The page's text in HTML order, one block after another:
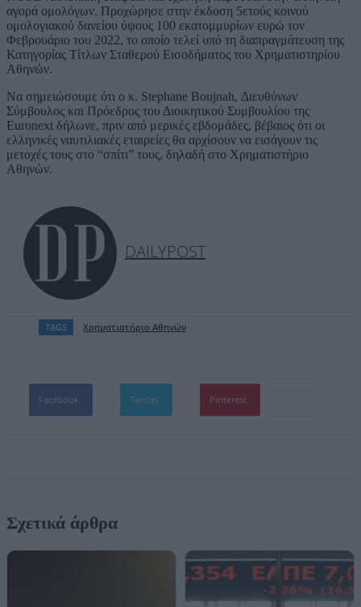
αγορά ομολόγων. Προχώρησε στην έκδοση 5ετούς κοινού
ομολογιακού δανείου ύψους 100 εκατομμυρίων ευρώ τον
Φεβρουάριο του 2022, το οποίο τελεί υπό τη διαπραγμάτευση της
Κατηγορίας Τίτλων Σταθερού Εισοδήματος του Χρηματιστηρίου
Αθηνών.
Να σημειώσουμε ότι ο κ. Stephane Boujnah, Διευθύνων
Σύμβουλος και Πρόεδρος του Διοικητικού Συμβουλίου της
Euronext δήλωνε, πριν από μερικές εβδομάδες, βέβαιος ότι οι
ελληνικές ναυτιλιακές εταιρείες θα αρχίσουν να εισάγουν τις
μετοχές τους στο “σπίτι” τους, δηλαδή στο Χρηματιστήριο
Αθηνών.
DAILYPOST
TAGS Χρηματιστήριο Αθηνών
Facebook Twitter Pinterest
Σχετικά άρθρα